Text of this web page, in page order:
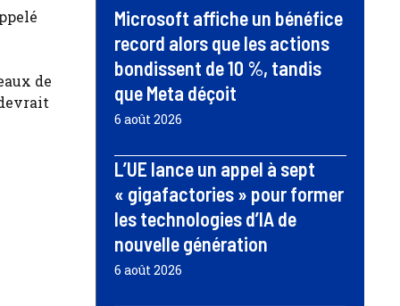
de
Microsoft affiche un bénéfice
record alors que les actions
bondissent de 10 %, tandis
que Meta déçoit
6 août 2026
L’UE lance un appel à sept
« gigafactories » pour former
les technologies d’IA de
nouvelle génération
6 août 2026